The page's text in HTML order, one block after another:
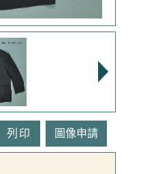
列印